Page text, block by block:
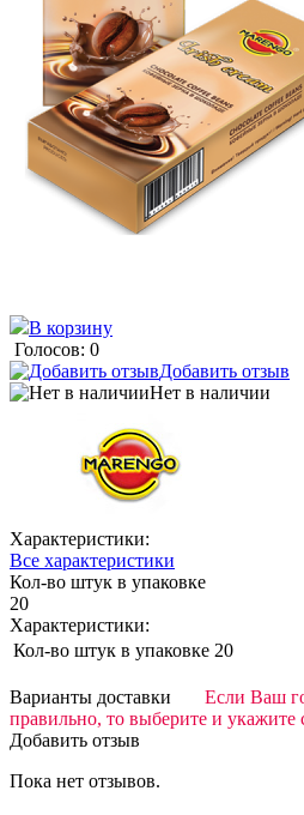
В корзину
Голосов: 0
Добавить отзыв
Нет в наличии
Характеристики:
Все характеристики
Кол-во штук в упаковке
20
Характеристики:
Кол-во штук в упаковке 20
Варианты доставки
Если Ваш
правильно, то выберите и укажите
Добавить отзыв
Пока нет отзывов.